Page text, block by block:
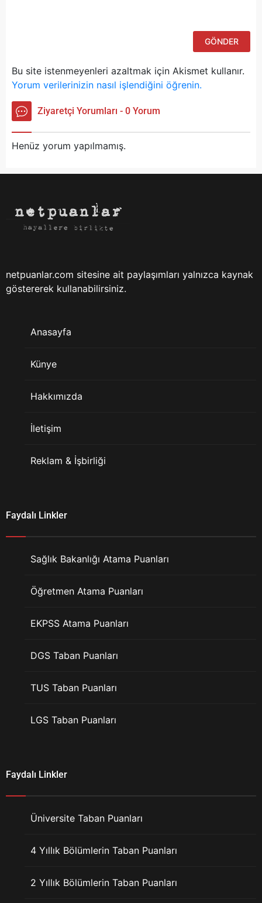
Bu site istenmeyenleri azaltmak için Akismet kullanır.
Yorum verilerinizin nasıl işlendiğini öğrenin.
Ziyaretçi Yorumları - 0 Yorum
Henüz yorum yapılmamış.
netpuanlar.com sitesine ait paylaşımları yalnızca kaynak
göstererek kullanabilirsiniz.
Anasayfa
Künye
Hakkımızda
İletişim
Reklam & İşbirliği
Faydalı Linkler
Sağlık Bakanlığı Atama Puanları
Öğretmen Atama Puanları
EKPSS Atama Puanları
DGS Taban Puanları
TUS Taban Puanları
LGS Taban Puanları
Faydalı Linkler
Üniversite Taban Puanları
4 Yıllık Bölümlerin Taban Puanları
2 Yıllık Bölümlerin Taban Puanları